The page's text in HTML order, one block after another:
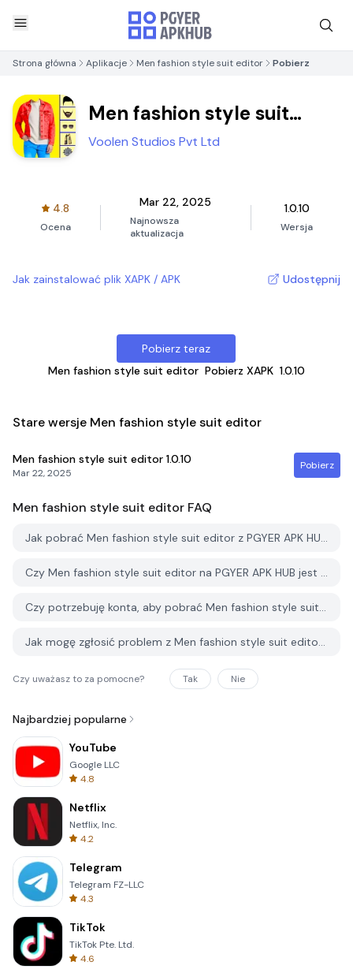
Strona główna Aplikacje Men fashion style suit editor Pobierz
Men fashion style suit
editor
Voolen Studios Pvt Ltd
4.8
Ocena
Mar 22, 2025
Najnowsza
aktualizacja
1.0.10
Wersja
Jak zainstalować plik XAPK / APK Udostępnij
Pobierz teraz
Men fashion style suit editor Pobierz XAPK 1.0.10
Stare wersje Men fashion style suit editor
Men fashion style suit editor 1.0.10
Mar 22, 2025
Pobierz
Men fashion style suit editor FAQ
Jak pobrać Men fashion style suit editor z PGYER APK HUB?
Czy Men fashion style suit editor na PGYER APK HUB jest darmowy do pobrania?
Czy potrzebuję konta, aby pobrać Men fashion style suit editor z PGYER APK HUB?
Jak mogę zgłosić problem z Men fashion style suit editor na PGYER APK HUB?
Czy uważasz to za pomocne? Tak Nie
Najbardziej popularne
YouTube
Google LLC
4.8
Netflix
Netflix, Inc.
4.2
Telegram
Telegram FZ-LLC
4.3
TikTok
TikTok Pte. Ltd.
4.6